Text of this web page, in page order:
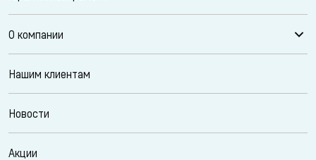
О компании
Нашим клиентам
Новости
Акции